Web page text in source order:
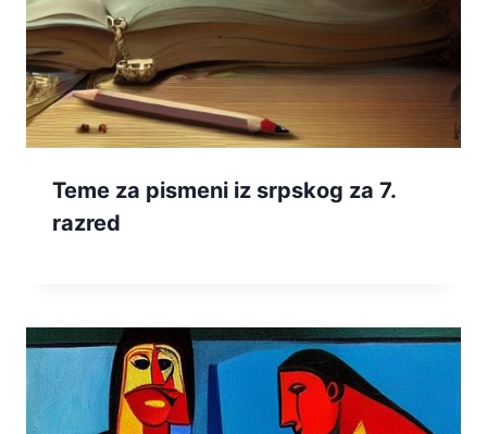
Teme za pismeni iz srpskog za 7.
razred